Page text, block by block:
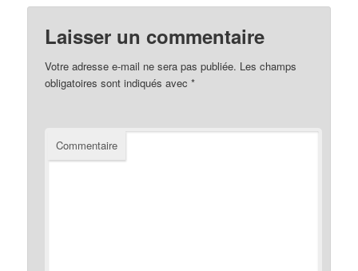
Laisser un commentaire
Votre adresse e-mail ne sera pas publiée. Les champs
obligatoires sont indiqués avec*
Commentaire